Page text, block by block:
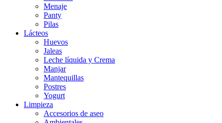
Menaje
Panty
Pilas
Lácteos
Huevos
Jaleas
Leche líquida y Crema
Manjar
Mantequillas
Postres
Yogurt
Limpieza
Accesorios de aseo